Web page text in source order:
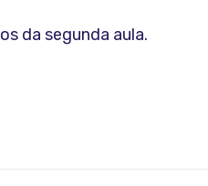
da segunda aula.